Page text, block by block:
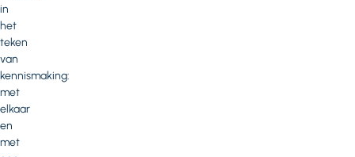
in
het
teken
van
kennismaking:
met
elkaar
en
met